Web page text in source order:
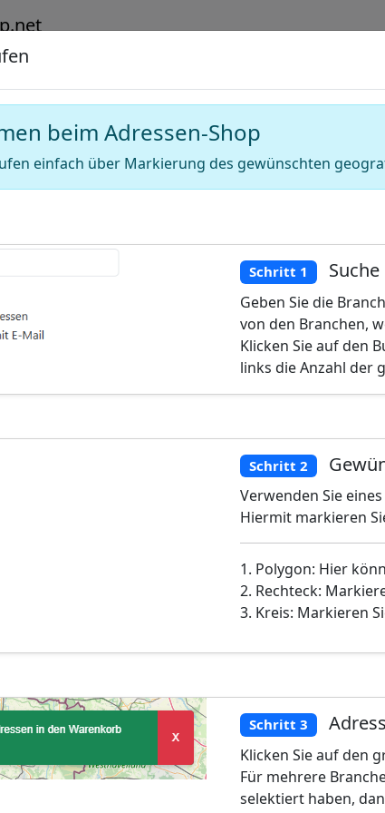
Karte für Adressen von
+
−
polygon
a
Draw
layers
Delete
beim Adressen-Shop
einfach über Markierung des gewünschten
Schritt 1
Geben Sie die
von den Branchen,
Klicken Sie auf den
links die Anzahl der
Schritt 2
Verwenden Sie
Hiermit markieren
1. Polygon: Hier
2. Rechteck:
3. Kreis: Markieren
Schritt 3
Klicken Sie auf den
Für mehrere
selektiert haben,